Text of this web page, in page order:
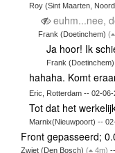
Roy (Sint Maarten,
euhm...nee,
Frank (Doetinchem) (
Ja hoor! Ik
Frank
hahaha. Komt
Eric, Rotterdam -- 02-
Tot dat het
Marnix(Nieuwpoort) --
Front gepasseerd;
Zwiet (Den Bosch) ( 4m)